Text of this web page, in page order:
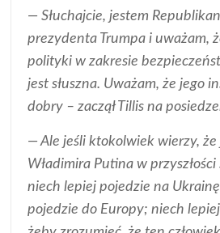
— Słuchajcie, jestem
prezydenta Trumpa i uważam,
polityki w zakresie
jest słuszna. Uważam, że jego
dobry – zaczął Tillis na
— Ale jeśli ktokolwiek wierzy, że
Władimira Putina w
niech lepiej pojedzie na
pojedzie do Europy; niech